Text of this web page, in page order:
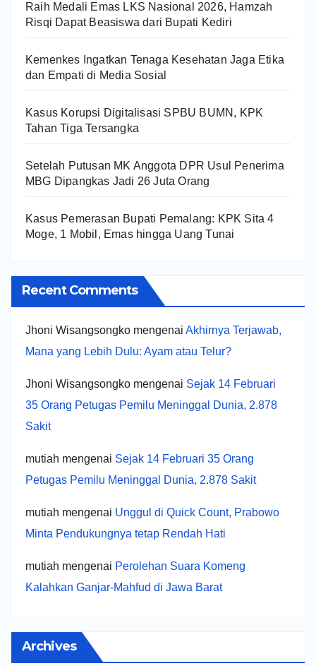
Raih Medali Emas LKS Nasional 2026, Hamzah
Risqi Dapat Beasiswa dari Bupati Kediri
Kemenkes Ingatkan Tenaga Kesehatan Jaga Etika
dan Empati di Media Sosial
Kasus Korupsi Digitalisasi SPBU BUMN, KPK
Tahan Tiga Tersangka
Setelah Putusan MK Anggota DPR Usul Penerima
MBG Dipangkas Jadi 26 Juta Orang
Kasus Pemerasan Bupati Pemalang: KPK Sita 4
Moge, 1 Mobil, Emas hingga Uang Tunai
Recent Comments
Jhoni Wisangsongko mengenai Akhirnya Terjawab,
Mana yang Lebih Dulu: Ayam atau Telur?
Jhoni Wisangsongko mengenai Sejak 14 Februari
35 Orang Petugas Pemilu Meninggal Dunia, 2.878
Sakit
mutiah mengenai Sejak 14 Februari 35 Orang
Petugas Pemilu Meninggal Dunia, 2.878 Sakit
mutiah mengenai Unggul di Quick Count, Prabowo
Minta Pendukungnya tetap Rendah Hati
mutiah mengenai Perolehan Suara Komeng
Kalahkan Ganjar-Mahfud di Jawa Barat
Archives